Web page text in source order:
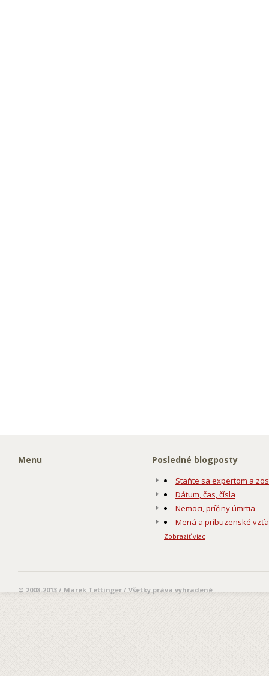
Menu Posledné blogposty
Staňte sa expertom a
Dátum, čas, čísla
Nemoci, príčiny úmrtia
Mená a príbuzenské
Zobraziť viac
© 2008-2013 / Marek Tettinger / Všetky práva vyhradené